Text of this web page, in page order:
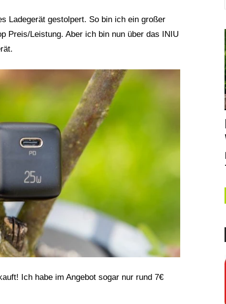
Ladegerät gestolpert. So bin ich ein großer
Preis/Leistung. Aber ich bin nun über das INIU
Ich habe im Angebot sogar nur rund 7€